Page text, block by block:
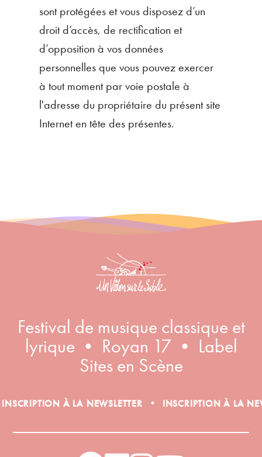
sont protégées et vous disposez d’un
droit d’accès, de rectification et
d’opposition à vos données
personnelles que vous pouvez exercer
à tout moment par voie postale à
l'adresse du propriétaire du présent site
Internet en tête des présentes.
Festival de musique classique et
lyrique • Royan 17 • Label
Sites en Scène
À LA NEWSLETTER • INSCRIPTION À LA